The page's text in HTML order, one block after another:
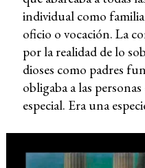
individual como
oficio o vocación. La
por la realidad de lo
dioses como padres
obligaba a las
especial. Era una